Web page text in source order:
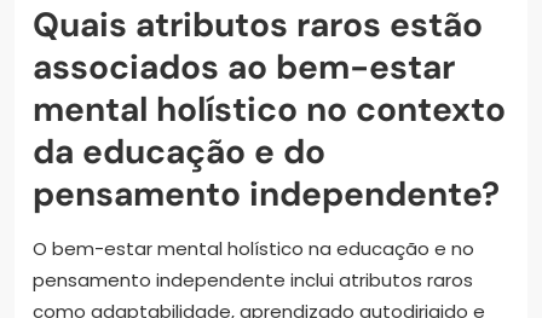
Quais atributos raros estão
associados ao bem-estar
mental holístico no contexto
da educação e do
pensamento independente?
O bem-estar mental holístico na educação e no
pensamento independente inclui atributos raros
como adaptabilidade, aprendizado autodirigido e